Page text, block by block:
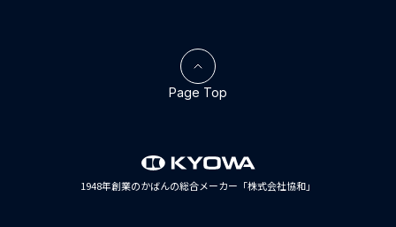
1948年創業のかばんの総合メーカー「株式会社協和」
Page Top